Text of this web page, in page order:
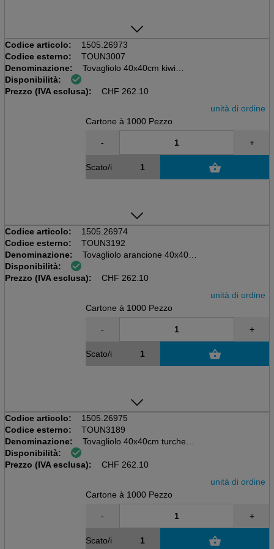
Codice articolo:
1505.26973
Codice esterno:
TOUN3007
Denominazione:
Tovagliolo 40x40cm kiwi
55 gm2, Airlaid
Disponibilità:
Prezzo (IVA esclusa):
CHF 262.10
unità di ordine
Cartone à 1000 Pezzo
- +
Scato/i
Codice articolo:
1505.26974
Codice esterno:
TOUN3192
Denominazione:
Tovagliolo arancione 40x40cm
55 gm2, Airlaid
Disponibilità:
Prezzo (IVA esclusa):
CHF 262.10
unità di ordine
Cartone à 1000 Pezzo
- +
Scato/i
Codice articolo:
1505.26975
Codice esterno:
TOUN3189
Denominazione:
Tovagliolo 40x40cm turchese
55 gm2, Airlaid
Disponibilità:
Prezzo (IVA esclusa):
CHF 262.10
unità di ordine
Cartone à 1000 Pezzo
- +
Scato/i